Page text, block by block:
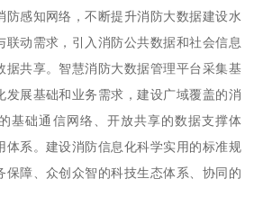
防感知网络，不断提升消防大数据建设水
联动需求，引入消防公共数据和社会信息
据共享。智慧消防大数据管理平台采集基
发展基础和业务需求，建设广域覆盖的消
基础通信网络、开放共享的数据支撑体
体系。建设消防信息化科学实用的标准规
保障、众创众智的科技生态体系、协同的